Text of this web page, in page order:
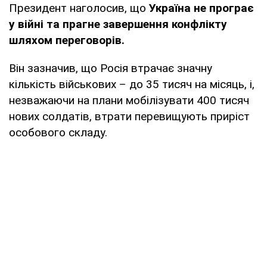
Президент наголосив, що Україна не програє
у війні та прагне завершення конфлікту
шляхом переговорів.
Він зазначив, що Росія втрачає значну
кількість військових – до 35 тисяч на місяць, і,
незважаючи на плани мобілізувати 400 тисяч
нових солдатів, втрати перевищують приріст
особового складу.